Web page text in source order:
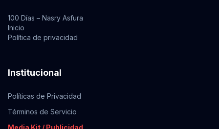
100 Días – Nasry Asfura
Inicio
Política de privacidad
Institucional
Políticas de Privacidad
Términos de Servicio
Media Kit / Publicidad